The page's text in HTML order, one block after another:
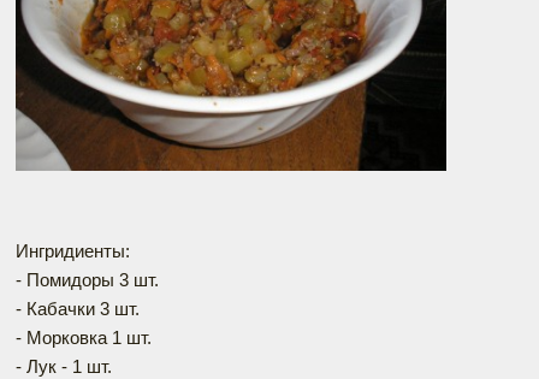
Ингридиенты:
- Помидоры 3 шт.
- Кабачки 3 шт.
- Морковка 1 шт.
- Лук - 1 шт.